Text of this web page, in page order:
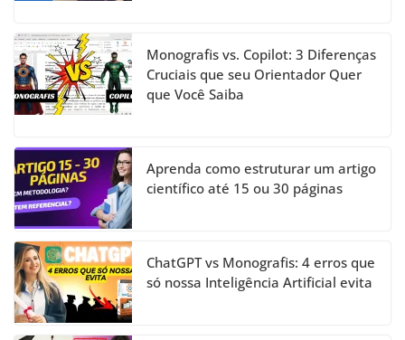
Monografis vs. Copilot: 3 Diferenças
Cruciais que seu Orientador Quer
que Você Saiba
Aprenda como estruturar um artigo
científico até 15 ou 30 páginas
ChatGPT vs Monografis: 4 erros que
só nossa Inteligência Artificial evita